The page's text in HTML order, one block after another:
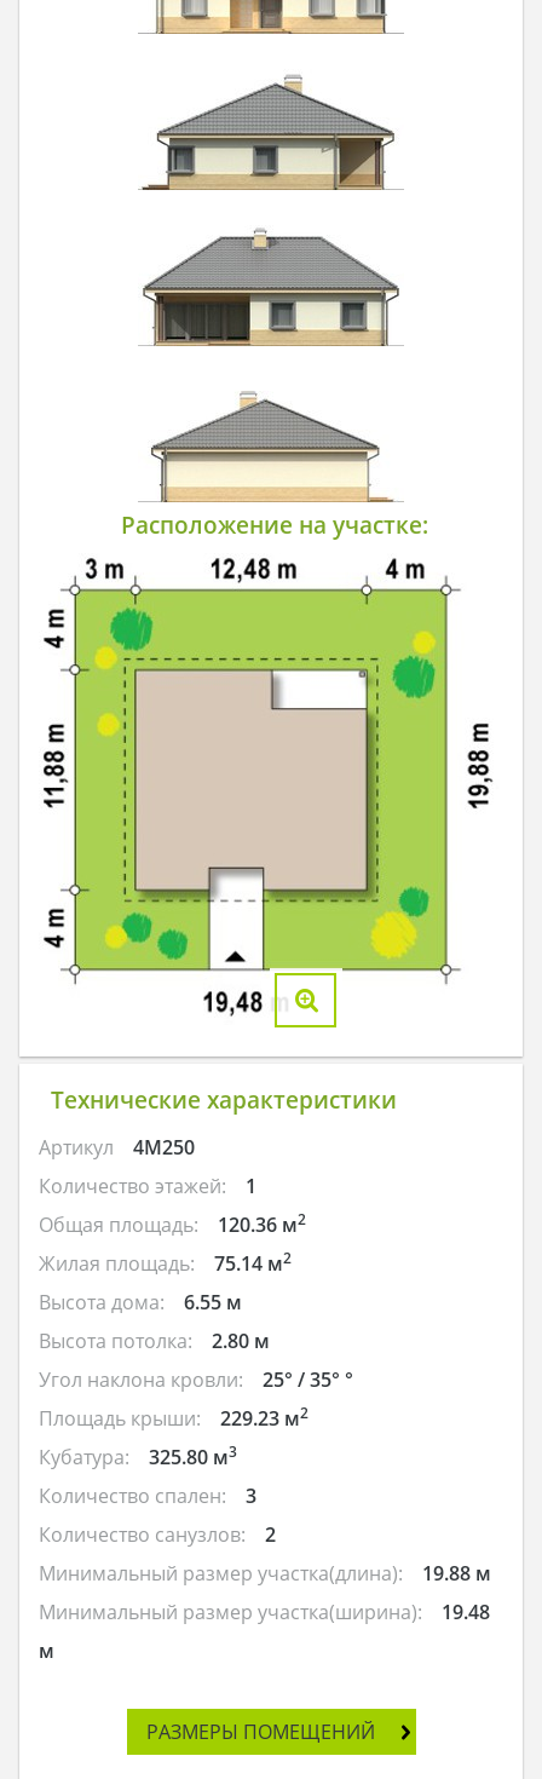
Расположение на участке:
Технические характеристики
Артикул
4M250
Количество этажей:
1
Общая площадь:
120.36 м2
Жилая площадь: 75.14 м2
Высота дома:
6.55 м
Высота потолка:
2.80 м
Угол наклона кровли:
25° / 35° °
Площадь крыши:
229.23 м2
Кубатура: 325.80 м3
Количество спален:
3
Количество санузлов:
2
Минимальный размер участка(длина):
19.88 м
Минимальный размер участка(ширина):
19.48
м
РАЗМЕРЫ ПОМЕЩЕНИЙ